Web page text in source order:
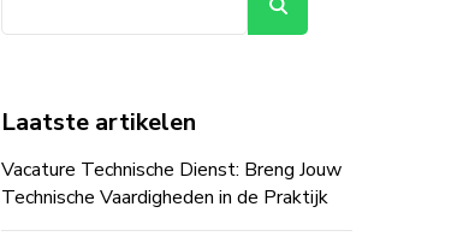
Laatste artikelen
Vacature Technische Dienst: Breng Jouw
Technische Vaardigheden in de Praktijk